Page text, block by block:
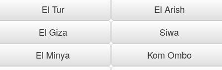
El Tur
El Arish
El Giza
Siwa
El Minya
Kom Ombo